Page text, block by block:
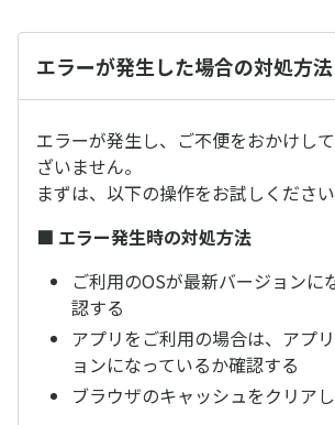
エラーが発生した場合の対処方法
エラーが発生し、ご不便をおかけし
ざいません。
まずは、以下の操作をお試しください
■ エラー発生時の対処方法
ご利用のOSが最新バージョンに
認する
アプリをご利用の場合は、アプ
ョンになっているか確認する
ブラウザのキャッシュをクリア